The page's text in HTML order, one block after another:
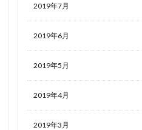
2019年7月
2019年6月
2019年5月
2019年4月
2019年3月